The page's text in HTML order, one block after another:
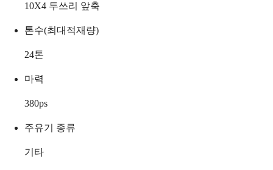
10X4 투쓰리 앞축
톤수(최대적재량)
24톤
마력
380ps
주유기 종류
기타